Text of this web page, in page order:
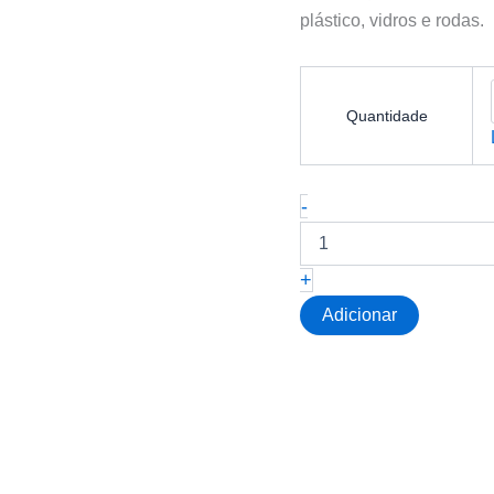
plástico, vidros e rodas.
Quantidade
-
de
VONIXX-
SPELL
(PROTECÇÃO
DE
PINTURA)
+
Adicionar